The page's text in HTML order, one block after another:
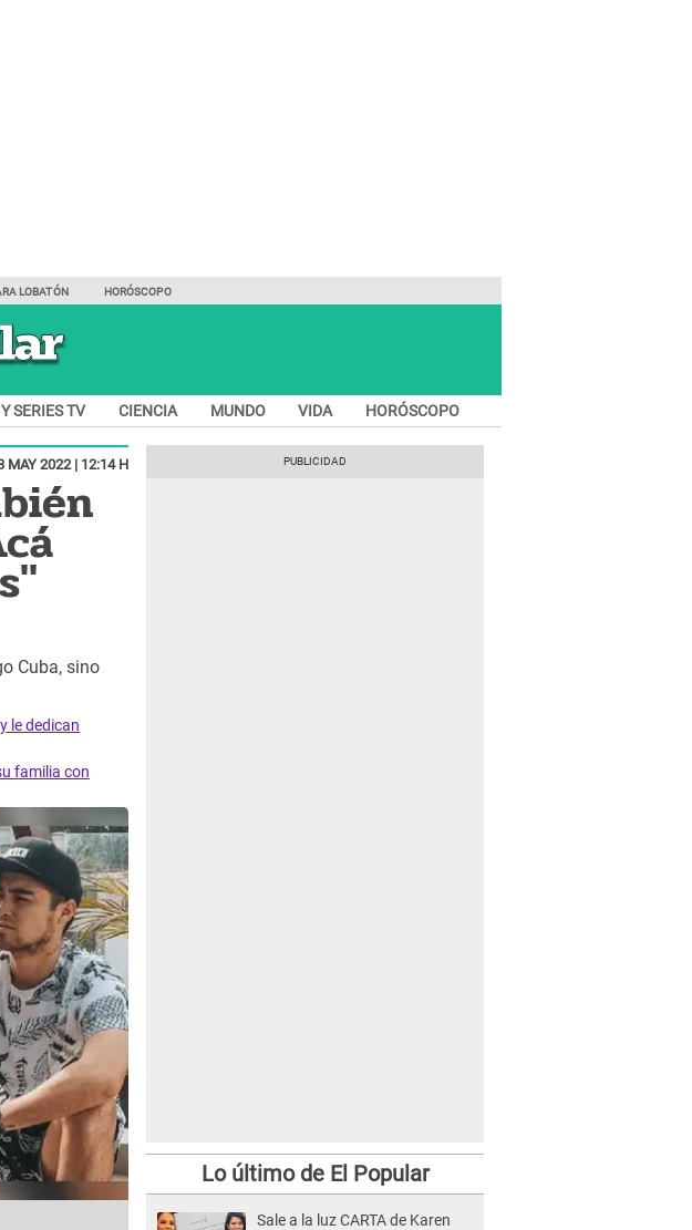
LOBATÓN HORÓSCOPO
SERIES TV CIENCIA MUNDO VIDA HORÓSCOPO
MAY 2022 | 12:14 H
Cuba, sino
le dedican
familia con
Lo último de El Popular
Sale a la luz CARTA de Karen